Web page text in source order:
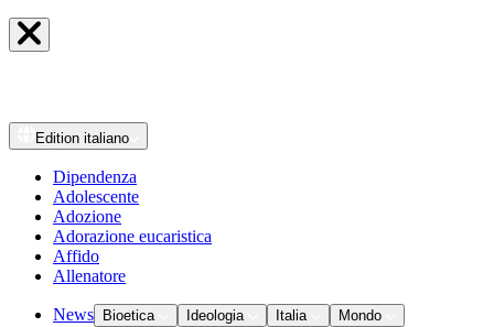
Edition italiano
Dipendenza
Adolescente
Adozione
Adorazione eucaristica
Affido
Allenatore
News Bioetica Ideologia Italia
Mondo